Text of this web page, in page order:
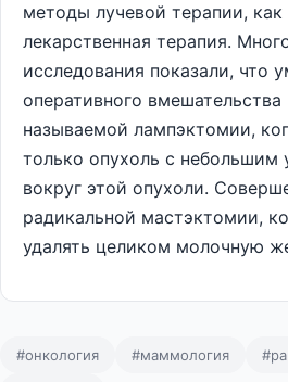
методы лучевой терапии, как
лекарственная терапия.
исследования показали, что
оперативного вмешательства
называемой лампэктомии,
только опухоль с небольшим
вокруг этой опухоли.
радикальной мастэктомии,
удалять целиком молочную
#онкология #маммология